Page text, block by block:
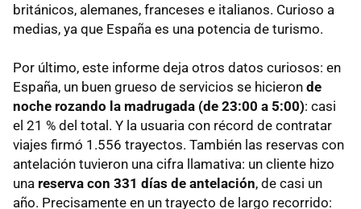
británicos, alemanes, franceses e italianos. Curioso a
medias, ya que España es una potencia de turismo.
Por último, este informe deja otros datos curiosos: en
España, un buen grueso de servicios se hicieron de
noche rozando la madrugada (de 23:00 a 5:00): casi
el 21 % del total. Y la usuaria con récord de contratar
viajes firmó 1.556 trayectos. También las reservas con
antelación tuvieron una cifra llamativa: un cliente hizo
una reserva con 331 días de antelación, de casi un
año. Precisamente en un trayecto de largo recorrido: